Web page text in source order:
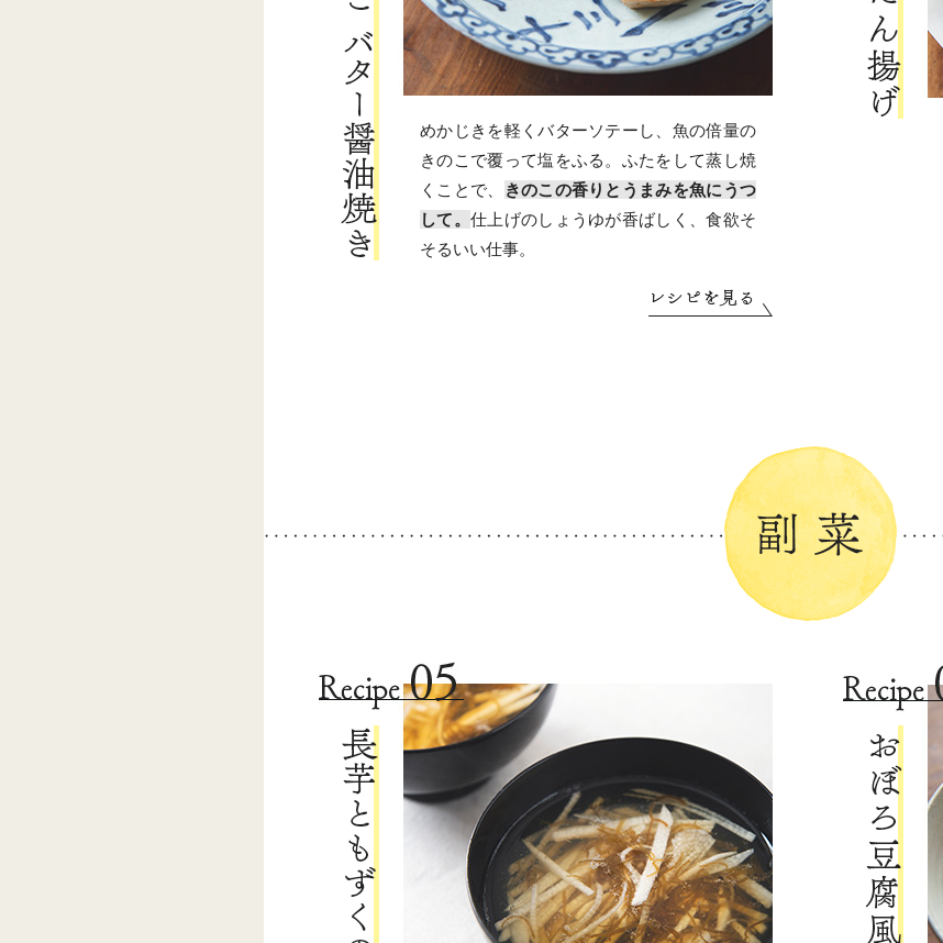
めかじきを軽くバターソテーし、魚の倍量の
きのこで覆って塩をふる。ふたをして蒸し焼
くことで、
きのこの香りとうまみを魚にうつ
して。 仕上げのしょうゆが香ばしく、食欲そ
そるいい仕事。